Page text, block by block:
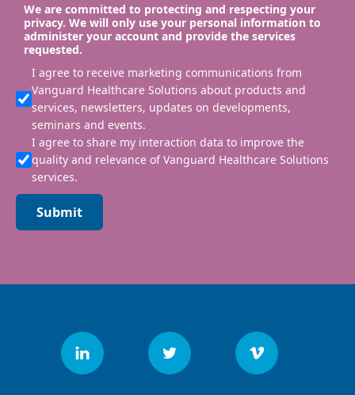
We are committed to protecting and respecting your
privacy. We will only use your personal information to
administer your account and provide the services
requested.
I agree to receive marketing communications from
Vanguard Healthcare Solutions about products and
services, newsletters, updates on developments,
seminars and events.
I agree to share my interaction data to improve the
quality and relevance of Vanguard Healthcare Solutions
services.
Submit